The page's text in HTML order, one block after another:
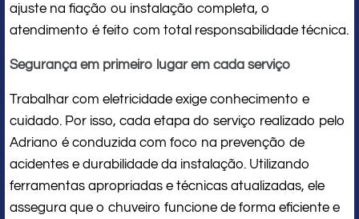
ajuste na fiação ou instalação completa, o
atendimento é feito com total responsabilidade técnica.
Segurança em primeiro lugar em cada serviço
Trabalhar com eletricidade exige conhecimento e
cuidado. Por isso, cada etapa do serviço realizado pelo
Adriano é conduzida com foco na prevenção de
acidentes e durabilidade da instalação. Utilizando
ferramentas apropriadas e técnicas atualizadas, ele
assegura que o chuveiro funcione de forma eficiente e